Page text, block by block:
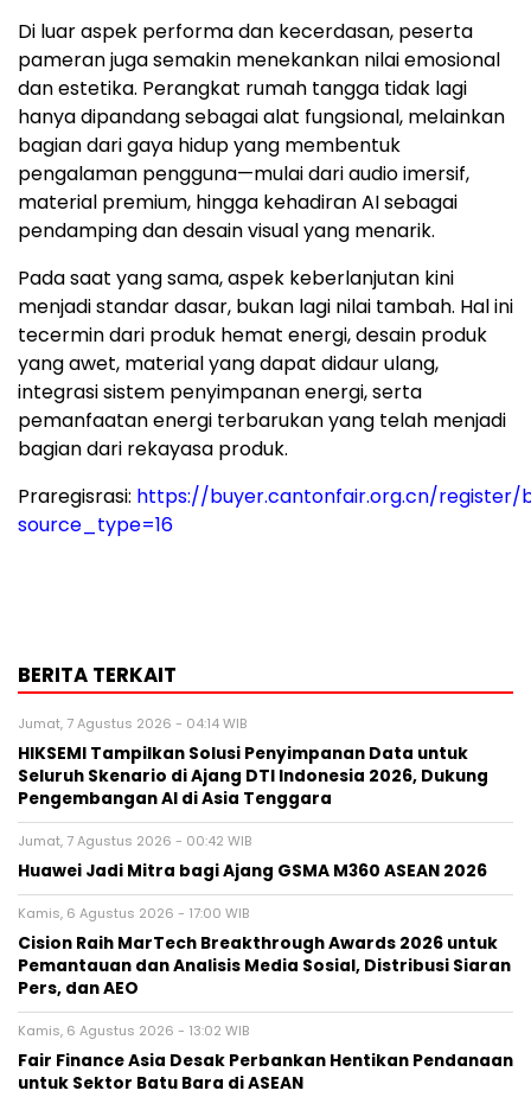
Di luar aspek performa dan kecerdasan, peserta
pameran juga semakin menekankan nilai emosional
dan estetika. Perangkat rumah tangga tidak lagi
hanya dipandang sebagai alat fungsional, melainkan
bagian dari gaya hidup yang membentuk
pengalaman pengguna—mulai dari audio imersif,
material premium, hingga kehadiran AI sebagai
pendamping dan desain visual yang menarik.
Pada saat yang sama, aspek keberlanjutan kini
menjadi standar dasar, bukan lagi nilai tambah. Hal ini
tecermin dari produk hemat energi, desain produk
yang awet, material yang dapat didaur ulang,
integrasi sistem penyimpanan energi, serta
pemanfaatan energi terbarukan yang telah menjadi
bagian dari rekayasa produk.
Praregisrasi: https://buyer.cantonfair.org.cn/register/
source_type=16
BERITA TERKAIT
Jumat, 7 Agustus 2026 - 04:14 WIB
HIKSEMI Tampilkan Solusi Penyimpanan Data untuk
Seluruh Skenario di Ajang DTI Indonesia 2026, Dukung
Pengembangan AI di Asia Tenggara
Jumat, 7 Agustus 2026 - 00:42 WIB
Huawei Jadi Mitra bagi Ajang GSMA M360 ASEAN 2026
Kamis, 6 Agustus 2026 - 17:00 WIB
Cision Raih MarTech Breakthrough Awards 2026 untuk
Pemantauan dan Analisis Media Sosial, Distribusi Siaran
Pers, dan AEO
Kamis, 6 Agustus 2026 - 13:02 WIB
Fair Finance Asia Desak Perbankan Hentikan Pendanaan
untuk Sektor Batu Bara di ASEAN